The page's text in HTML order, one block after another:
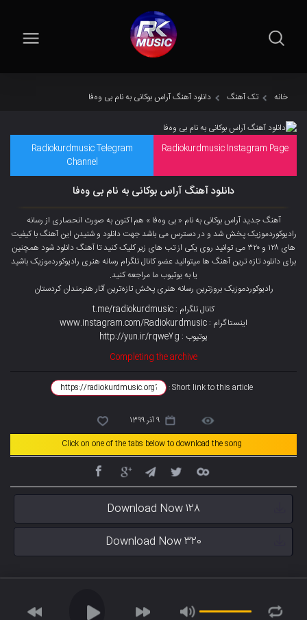
خانه تک آهنگ دانلود آهنگ آراس بوکانی به نام بی وەفا
Radiokurdmusic Instagram Page
Radiokurdmusic Telegram
Channel
دانلود آهنگ آراس بوکانی به نام بی وەفا
آهنگ جدید آراس بوکانی به نام « بی وەفا » هم اکنون به صورت انحصاری از رسانه
رادیوکوردموزیک پخش شد و در دسترس می باشد جهت دانلود و شنیدن این آهنگ با کیفیت
های ۱۲۸ و ۳۲۰ می توانید روی یکی از تب های زیر کلیک کنید تا آهنگ دانلود شود همچنین
برای دانلود تازه ترین آهنگ ها میتوانید عضو کانال تلگرام رسانه هنری رادیوکوردموزیک باشید
یا به یوتیوب ما مراجعه کنید.
رادیوکوردموزیک بروزترین رسانه هنری پخش تازەترین آثار هنرمندان کردستان
کانال تلگرام : t.me/radiokurdmusic
اینستاگرام : www.instagram.com/Radiokurdmusic
یوتیوب : http://yun.ir/rqwe7g
Completing the archive
Short link to this article :
9 آذر 1399
Click on one of the tabs below to download the song
Download Now 128
Download Now 320